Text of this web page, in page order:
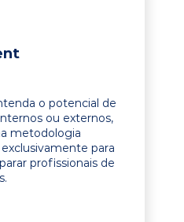
o potencial de
ou externos,
metodologia
para
profissionais de